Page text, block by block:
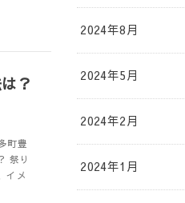
？
町豊
祭り
イメ
2024年8月
2024年5月
2024年2月
2024年1月